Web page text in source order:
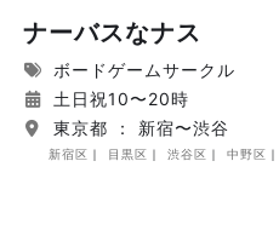
ナーバスなナス
ボードゲームサークル
土日祝10〜20時
東京都 ： 新宿〜渋谷
新宿区 目黒区 渋谷区 中野区